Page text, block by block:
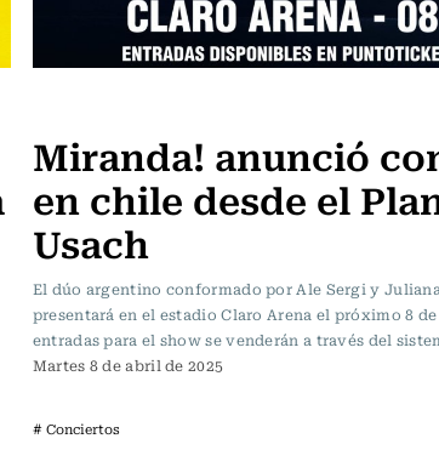
Miranda! anunció
en chile desde el
Usach
El dúo argentino conformado por Ale Sergi y
presentará en el estadio Claro Arena el próximo 8
entradas para el show se venderán a través del
Martes 8 de abril de 2025
# Conciertos